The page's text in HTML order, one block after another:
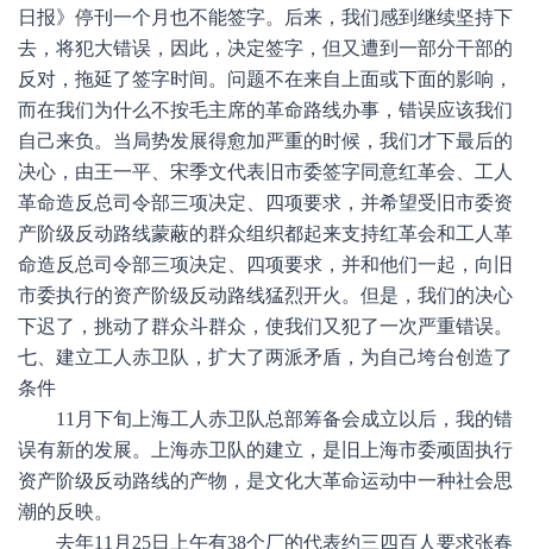
日报》停刊一个月也不能签字。后来，我们感到继续坚持下
去，将犯大错误，因此，决定签字，但又遭到一部分干部的
反对，拖延了签字时间。问题不在来自上面或下面的影响，
而在我们为什么不按毛主席的革命路线办事，错误应该我们
自己来负。当局势发展得愈加严重的时候，我们才下最后的
决心，由王一平、宋季文代表旧市委签字同意红革会、工人
革命造反总司令部三项决定、四项要求，并希望受旧市委资
产阶级反动路线蒙蔽的群众组织都起来支持红革会和工人革
命造反总司令部三项决定、四项要求，并和他们一起，向旧
市委执行的资产阶级反动路线猛烈开火。但是，我们的决心
下迟了，挑动了群众斗群众，使我们又犯了一次严重错误。
七、建立工人赤卫队，扩大了两派矛盾，为自己垮台创造了
条件
11月下旬上海工人赤卫队总部筹备会成立以后，我的错
误有新的发展。上海赤卫队的建立，是旧上海市委顽固执行
资产阶级反动路线的产物，是文化大革命运动中一种社会思
潮的反映。
去年11月25日上午有38个厂的代表约三四百人要求张春